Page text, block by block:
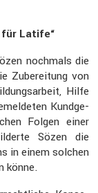
Latife“
nochmals die
Zuberei­tung von
Hilfe
Kundge­
Folgen einer
Sözen die
in einem solchen
könne.